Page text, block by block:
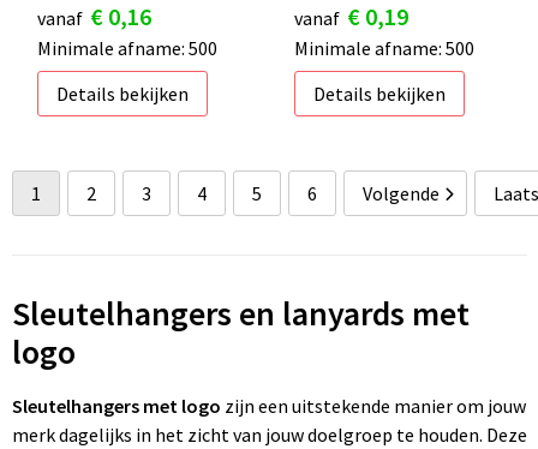
vanaf € 0,16
Minimale afname: 500
Details bekijken
vanaf € 0,19
Minimale afname: 500
Details bekijken
1 2 3 4 5 6 Volgende
Sleutelhangers en lanyards met
logo
Sleutelhangers met logo zijn een uitstekende manier om jouw
merk dagelijks in het zicht van jouw doelgroep te houden. Deze